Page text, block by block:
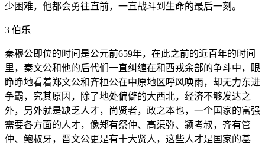
少困难，他都会勇往直前，一直战斗到生命的最后一刻。
3 伯乐
秦穆公即位的时间是公元前659年，在此之前的近百年的时间
里，秦文公和他的后代们一直纠缠在和西戎余部的争斗中，眼
睁睁地看着郑文公和齐桓公在中原地区呼风唤雨，却无力东进
争霸，究其原因，除了地处偏僻的大西北，经济不够发达之
外，另外就是缺乏人才，尚贤者，政之本也，一个国家的富强
需要各方面的人才，像郑有祭仲、高渠弥、颍考叔，齐有管
仲、鲍叔牙，晋文公更是有十大贤人，这些人才是国家的基